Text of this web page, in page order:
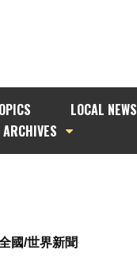
LOCAL NEWS
ARCHIVES
國/世界新聞